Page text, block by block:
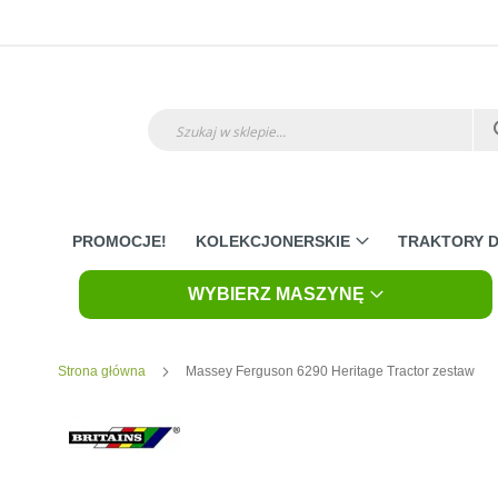
PROMOCJE! KOLEKCJONERSKIE TRAKTORY
WYBIERZ MASZYNĘ
Strona główna Massey Ferguson 6290 Heritage Tractor zestaw
to